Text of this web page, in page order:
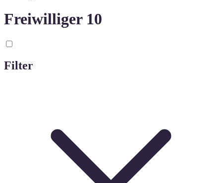
Freiwilliger 10
Filter